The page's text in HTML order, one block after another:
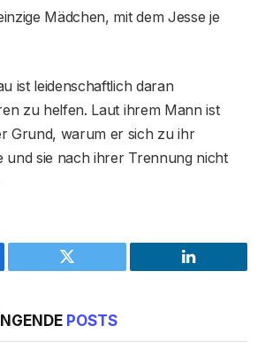
Mädchen, mit dem Jesse je
ist leidenschaftlich daran
zu helfen. Laut ihrem Mann ist
Grund, warum er sich zu ihr
und sie nach ihrer Trennung nicht
Twitter LinkedIn
POSTS